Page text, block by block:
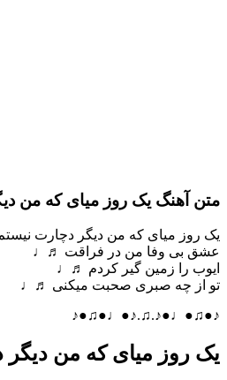
متن آهنگ یک روز میای که من
یک روز میای که من دیگر دچارت
عشق بی وفا من در فراقت ♬♩
ایوب را زمین گیر کردم ♬♩
تو از چه صبری صحبت میکنی ♬♩
♪●♫●♩●♪.♫.♪●♩●♫●♪
یک روز میای که من دیگر